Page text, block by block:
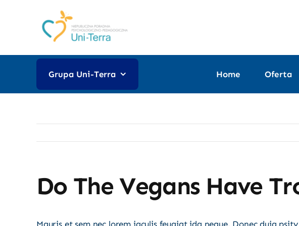
Grupa Uni-Terra Home Oferta
Do The Vegans Have
Mauris et sem nec lorem iaculis feugiat ida neque. Donec duia